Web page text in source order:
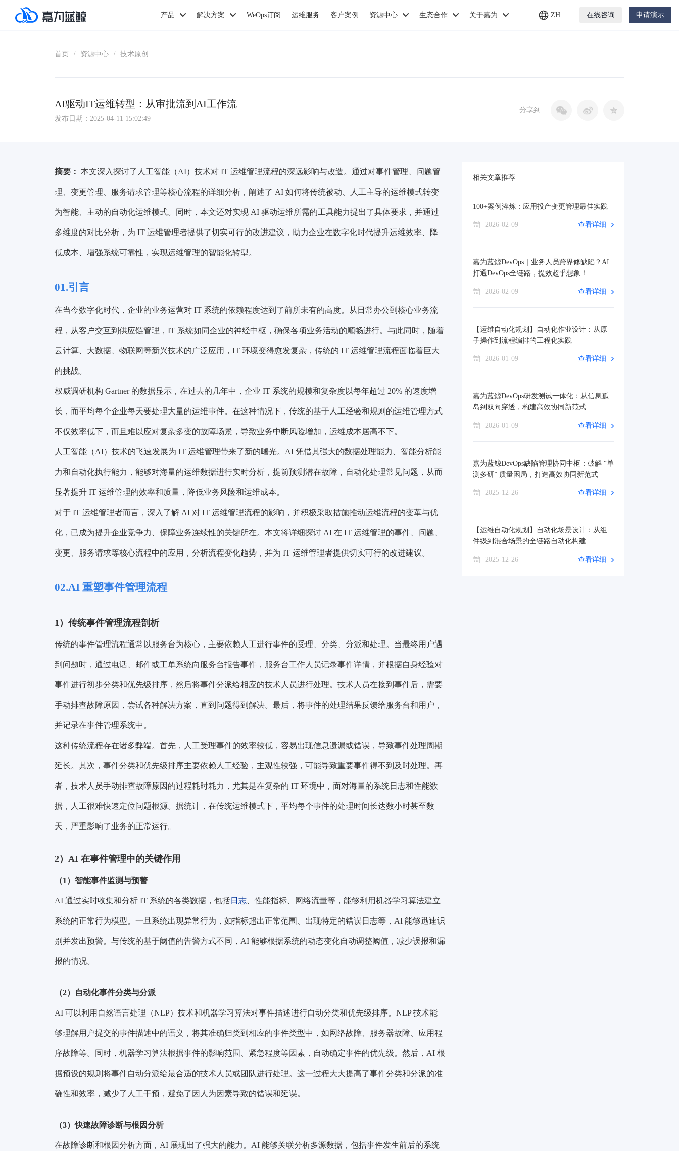
产品 解决方案 WeOps订阅 运维服务 客户案例 资源中心 生态合作 关于嘉为 ZH 在线咨询 申请演示
首页 / 资源中心 / 技术原创
AI驱动IT运维转型：从审批流到AI工作流
发布日期：2025-04-11 15:02:49
分享到
摘要： 本文深入探讨了人工智能（AI）技术对 IT 运维管理流程的深远影响与改造。通过对事件管理、问题管
理、变更管理、服务请求管理等核心流程的详细分析，阐述了 AI 如何将传统被动、人工主导的运维模式转变
为智能、主动的自动化运维模式。同时，本文还对实现 AI 驱动运维所需的工具能力提出了具体要求，并通过
多维度的对比分析，为 IT 运维管理者提供了切实可行的改进建议，助力企业在数字化时代提升运维效率、降
低成本、增强系统可靠性，实现运维管理的智能化转型。
01.引言
在当今数字化时代，企业的业务运营对 IT 系统的依赖程度达到了前所未有的高度。从日常办公到核心业务流
程，从客户交互到供应链管理，IT 系统如同企业的神经中枢，确保各项业务活动的顺畅进行。与此同时，随着
云计算、大数据、物联网等新兴技术的广泛应用，IT 环境变得愈发复杂，传统的 IT 运维管理流程面临着巨大
的挑战。
权威调研机构 Gartner 的数据显示，在过去的几年中，企业 IT 系统的规模和复杂度以每年超过 20% 的速度增
长，而平均每个企业每天要处理大量的运维事件。在这种情况下，传统的基于人工经验和规则的运维管理方式
不仅效率低下，而且难以应对复杂多变的故障场景，导致业务中断风险增加，运维成本居高不下。
人工智能（AI）技术的飞速发展为 IT 运维管理带来了新的曙光。AI 凭借其强大的数据处理能力、智能分析能
力和自动化执行能力，能够对海量的运维数据进行实时分析，提前预测潜在故障，自动化处理常见问题，从而
显著提升 IT 运维管理的效率和质量，降低业务风险和运维成本。
对于 IT 运维管理者而言，深入了解 AI 对 IT 运维管理流程的影响，并积极采取措施推动运维流程的变革与优
化，已成为提升企业竞争力、保障业务连续性的关键所在。本文将详细探讨 AI 在 IT 运维管理的事件、问题、
变更、服务请求等核心流程中的应用，分析流程变化趋势，并为 IT 运维管理者提供切实可行的改进建议。
02.AI 重塑事件管理流程
1）传统事件管理流程剖析
传统的事件管理流程通常以服务台为核心，主要依赖人工进行事件的受理、分类、分派和处理。当最终用户遇
到问题时，通过电话、邮件或工单系统向服务台报告事件，服务台工作人员记录事件详情，并根据自身经验对
事件进行初步分类和优先级排序，然后将事件分派给相应的技术人员进行处理。技术人员在接到事件后，需要
手动排查故障原因，尝试各种解决方案，直到问题得到解决。最后，将事件的处理结果反馈给服务台和用户，
并记录在事件管理系统中。
这种传统流程存在诸多弊端。首先，人工受理事件的效率较低，容易出现信息遗漏或错误，导致事件处理周期
延长。其次，事件分类和优先级排序主要依赖人工经验，主观性较强，可能导致重要事件得不到及时处理。再
者，技术人员手动排查故障原因的过程耗时耗力，尤其是在复杂的 IT 环境中，面对海量的系统日志和性能数
据，人工很难快速定位问题根源。据统计，在传统运维模式下，平均每个事件的处理时间长达数小时甚至数
天，严重影响了业务的正常运行。
2）AI 在事件管理中的关键作用
（1）智能事件监测与预警
AI 通过实时收集和分析 IT 系统的各类数据，包括日志、性能指标、网络流量等，能够利用机器学习算法建立
系统的正常行为模型。一旦系统出现异常行为，如指标超出正常范围、出现特定的错误日志等，AI 能够迅速识
别并发出预警。与传统的基于阈值的告警方式不同，AI 能够根据系统的动态变化自动调整阈值，减少误报和漏
报的情况。
（2）自动化事件分类与分派
AI 可以利用自然语言处理（NLP）技术和机器学习算法对事件描述进行自动分类和优先级排序。NLP 技术能
够理解用户提交的事件描述中的语义，将其准确归类到相应的事件类型中，如网络故障、服务器故障、应用程
序故障等。同时，机器学习算法根据事件的影响范围、紧急程度等因素，自动确定事件的优先级。然后，AI 根
据预设的规则将事件自动分派给最合适的技术人员或团队进行处理。这一过程大大提高了事件分类和分派的准
确性和效率，减少了人工干预，避免了因人为因素导致的错误和延误。
（3）快速故障诊断与根因分析
在故障诊断和根因分析方面，AI 展现出了强大的能力。AI 能够关联分析多源数据，包括事件发生前后的系统
相关文章推荐
100+案例淬炼：应用投产变更管理最佳实践
2026-02-09 查看详细
嘉为蓝鲸DevOps｜业务人员跨界修缺陷？AI
打通DevOps全链路，提效超乎想象！
2026-02-09 查看详细
【运维自动化规划】自动化作业设计：从原
子操作到流程编排的工程化实践
2026-01-09 查看详细
嘉为蓝鲸DevOps研发测试一体化：从信息孤
岛到双向穿透，构建高效协同新范式
2026-01-09 查看详细
嘉为蓝鲸DevOps缺陷管理协同中枢：破解 “单
测多研” 质量困局，打造高效协同新范式
2025-12-26 查看详细
【运维自动化规划】自动化场景设计：从组
件级到混合场景的全链路自动化构建
2025-12-26 查看详细